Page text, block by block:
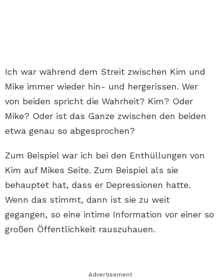
Ich war während dem Streit zwischen Kim und
Mike immer wieder hin- und hergerissen. Wer
von beiden spricht die Wahrheit? Kim? Oder
Mike? Oder ist das Ganze zwischen den beiden
etwa genau so abgesprochen?
Zum Beispiel war ich bei den Enthüllungen von
Kim auf Mikes Seite. Zum Beispiel als sie
behauptet hat, dass er Depressionen hatte.
Wenn das stimmt, dann ist sie zu weit
gegangen, so eine intime Information vor einer so
großen Öffentlichkeit rauszuhauen.
Advertisement